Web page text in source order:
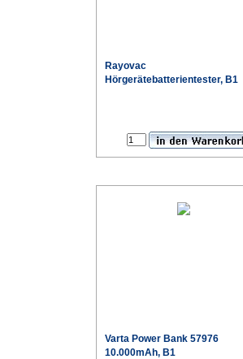
Rayovac
Hörgerätebatterientester, B1
Varta Power Bank 57976
10.000mAh, B1